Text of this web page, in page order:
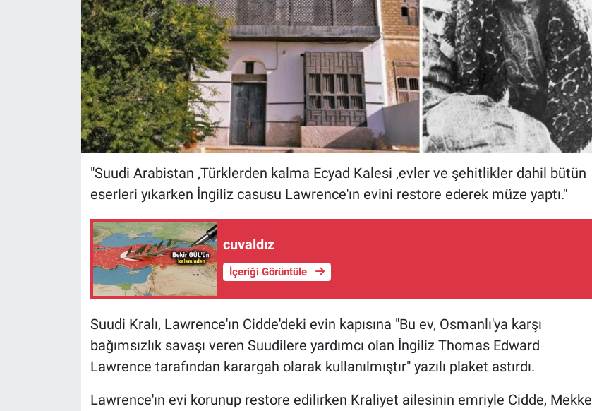
"Suudi Arabistan ,Türklerden kalma Ecyad Kalesi ,evler ve şehitlikler dahil bütün
eserleri yıkarken İngiliz casusu Lawrence'ın evini restore ederek müze yaptı."
cuvaldız
İçeriği Görüntüle
Suudi Kralı, Lawrence'ın Cidde'deki evin kapısına "Bu ev, Osmanlı'ya karşı
bağımsızlık savaşı veren Suudilere yardımcı olan İngiliz Thomas Edward
Lawrence tarafından karargah olarak kullanılmıştır" yazılı plaket astırdı.
Lawrence'ın evi korunup restore edilirken Kraliyet ailesinin emriyle Cidde, Mekke